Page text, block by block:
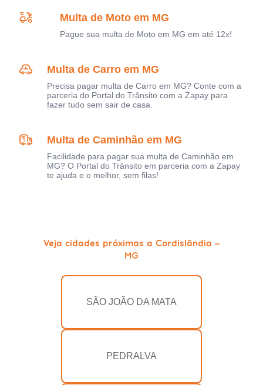
Multa de Moto em MG
Pague sua multa de Moto em MG em até 12x!
Multa de Carro em MG
Precisa pagar multa de Carro em MG? Conte com a
parceria do Portal do Trânsito com a Zapay para
fazer tudo sem sair de casa.
Multa de Caminhão em MG
Facilidade para pagar sua multa de Caminhão em
MG? O Portal do Trânsito em parceria com a Zapay
te ajuda e o melhor, sem filas!
Veja cidades próximas a Cordislândia -
MG
SÃO JOÃO DA MATA
PEDRALVA